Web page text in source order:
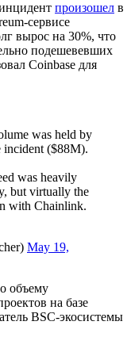
произошел в
сервисе
вырос на 30%, что
подешевевших
Coinbase для
was held by
incident ($88M).
was heavily
but virtually the
with Chainlink.
May 19,
объему
на базе
BSC-экосистемы